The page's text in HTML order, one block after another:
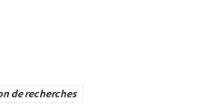
de recherches